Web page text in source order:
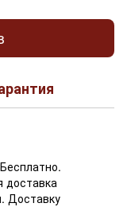
доставка
Доставку